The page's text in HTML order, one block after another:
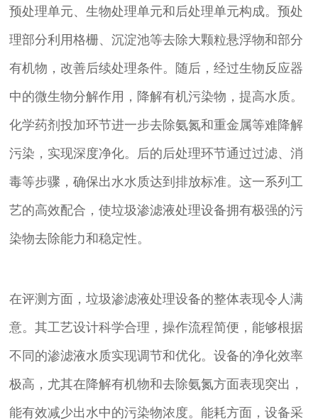
预处理单元、生物处理单元和后处理单元构成。预处
理部分利用格栅、沉淀池等去除大颗粒悬浮物和部分
有机物，改善后续处理条件。随后，经过生物反应器
中的微生物分解作用，降解有机污染物，提高水质。
化学药剂投加环节进一步去除氨氮和重金属等难降解
污染，实现深度净化。后的后处理环节通过过滤、消
毒等步骤，确保出水水质达到排放标准。这一系列工
艺的高效配合，使垃圾渗滤液处理设备拥有极强的污
染物去除能力和稳定性。
在评测方面，垃圾渗滤液处理设备的整体表现令人满
意。其工艺设计科学合理，操作流程简便，能够根据
不同的渗滤液水质实现调节和优化。设备的净化效率
极高，尤其在降解有机物和去除氨氮方面表现突出，
能有效减少出水中的污染物浓度。能耗方面，设备采